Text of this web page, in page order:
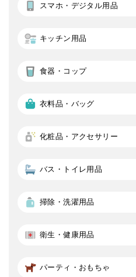
スマホ・デジタル用品
キッチン用品
食器・コップ
衣料品・バッグ
化粧品・アクセサリー
バス・トイレ用品
掃除・洗濯用品
衛生・健康用品
パーティ・おもちゃ